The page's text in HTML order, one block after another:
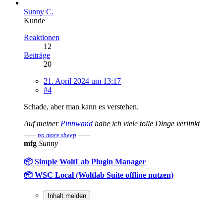
Sunny C.
Kunde
Reaktionen
12
Beiträge
20
21. April 2024 um 13:17
#4
Schade, aber man kann es verstehen.
Auf meiner Pinnwand habe ich viele tolle Dinge verlinkt
no more sheep
mfg Sunny
📦 Simple WoltLab Plugin Manager
📦 WSC Local (Woltlab Suite offline nutzen)
Inhalt melden